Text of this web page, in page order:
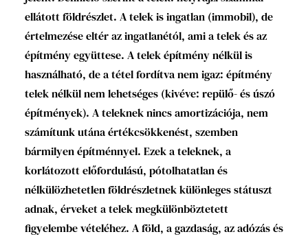
ellátott földrészlet. A telek is ingatlan (immobil), de
értelmezése eltér az ingatlanétól, ami a telek és az
építmény együttese. A telek építmény nélkül is
használható, de a tétel fordítva nem igaz: építmény
telek nélkül nem lehetséges (kivéve: repülő- és úszó
építmények). A teleknek nincs amortizációja, nem
számítunk utána értékcsökkenést, szemben
bármilyen építménnyel. Ezek a teleknek, a
korlátozott előfordulású, pótolhatatlan és
nélkülözhetetlen földrészletnek különleges státuszt
adnak, érveket a telek megkülönböztetett
figyelembe vételéhez. A föld, a gazdaság, az adózás és